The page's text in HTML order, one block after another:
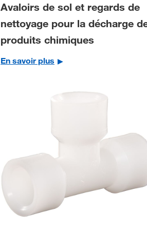
Avaloirs de sol et regards de
nettoyage pour la décharge
produits chimiques
En savoir plus